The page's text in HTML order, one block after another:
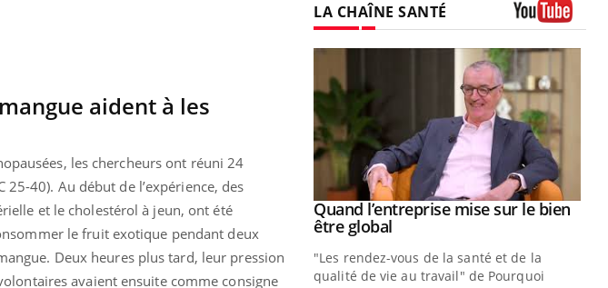
aident à les
les chercheurs ont réuni 24
40). Au début de l’expérience, des
et le cholestérol à jeun, ont été
le fruit exotique pendant deux
Deux heures plus tard, leur pression
avaient ensuite comme consigne
LA CHAÎNE SANTÉ
Youtube
COUP DE FOOD sur le diabète Youtube
Coup de food sur le diabète, c'est votre
nouveau rendez-vous culinaire qui
bouscule les idées reçues ! Dans cet
Youtube
Quand l’entreprise mise sur le bien
être globalYoutube
"Les rendez-vous de la santé et de la
qualité de vie au travail" de Pourquoi